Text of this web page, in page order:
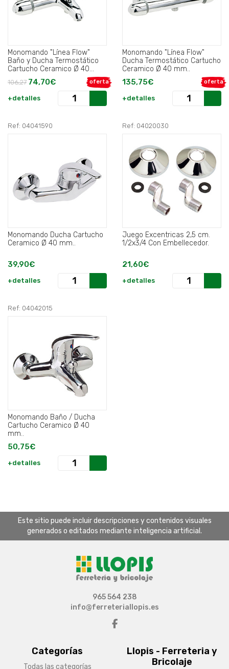
Monomando "Línea Flow"
Baño y Ducha Termostático
Cartucho Ceramico Ø 40
oferta
106,27 74,70€
+detalles
Monomando "Línea Flow"
Ducha Termostático Cartucho
Ceramico Ø 40 mm..
oferta
135,75€
+detalles
Ref: 04041590
Monomando Ducha Cartucho
Ceramico Ø 40 mm..
39,90€
+detalles
Ref: 04020030
Juego Excentricas 2,5 cm.
1/2x3/4 Con Embellecedor.
21,60€
+detalles
Ref: 04042015
Monomando Baño / Ducha
Cartucho Ceramico Ø 40
mm..
50,75€
+detalles
Este sitio puede incluir descripciones y contenidos visuales
generados o editados mediante inteligencia artificial.
Categorías
Todas las categorías
Llopis - Ferreteria y
Bricolaje
965 564 238
info@ferreteriallopis.es